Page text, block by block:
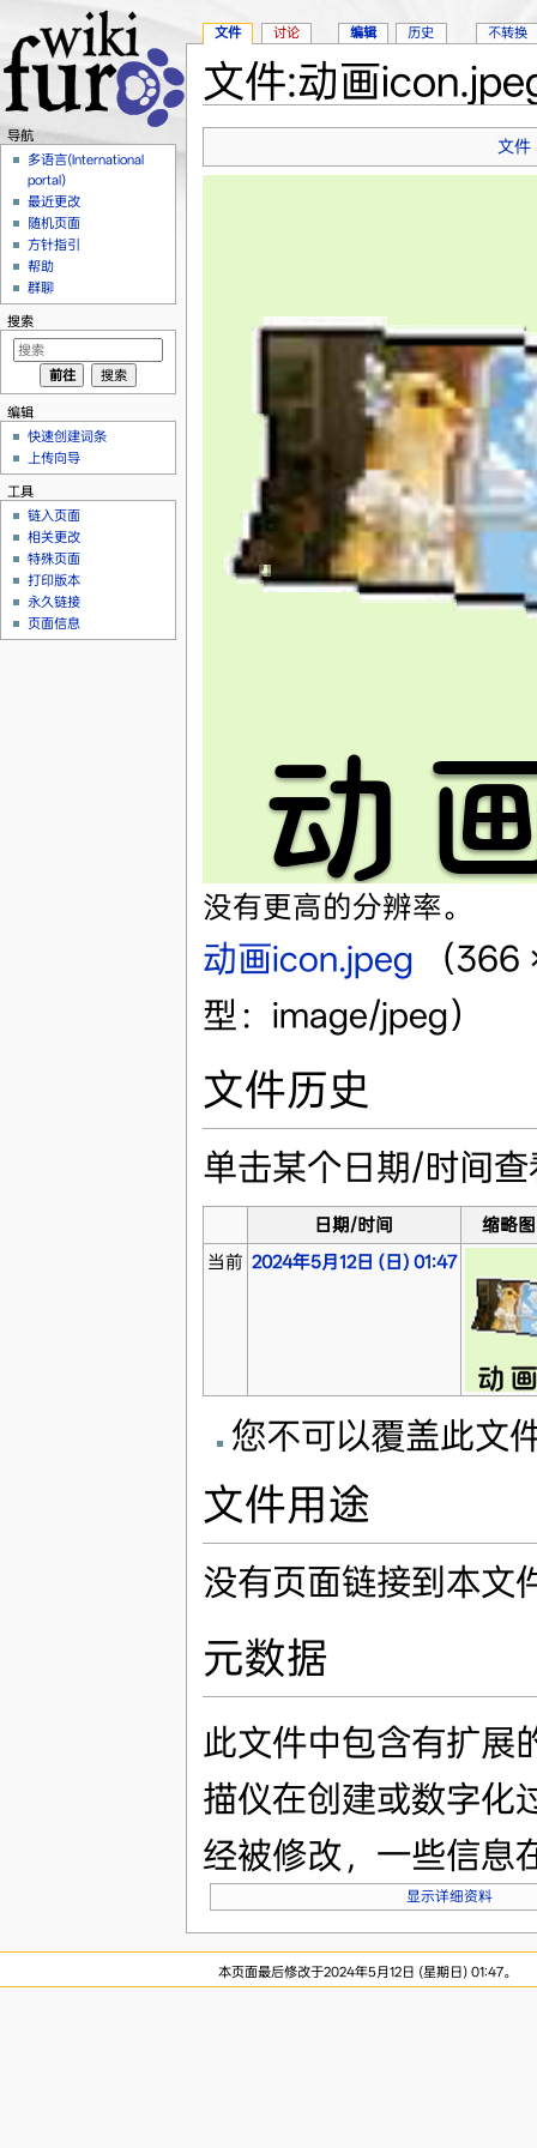
文件:动画
文件
没有更高的分辨率。
动画icon.jpeg
（
型：image/jpeg）
文件历史
单击某个日期/时间
日期/时间
缩略图
当前 2024年5月12日 (日) 01:47
您不可以覆盖此文
文件用途
没有页面链接到本文
元数据
此文件中包含有扩展
描仪在创建或数字化
经被修改，一些信息
显示详细资料
文件 讨论 编辑 历史 不转换
导航
多语言(International
portal)
最近更改
随机页面
方针指引
帮助
群聊
搜索
编辑
快速创建词条
上传向导
工具
链入页面
相关更改
特殊页面
打印版本
永久链接
页面信息
本页面最后修改于2024年5月12日 (星期日) 01:47。